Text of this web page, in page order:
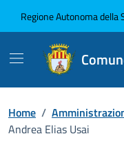
Regione Autonoma della
Home /
Andrea Elias Usai